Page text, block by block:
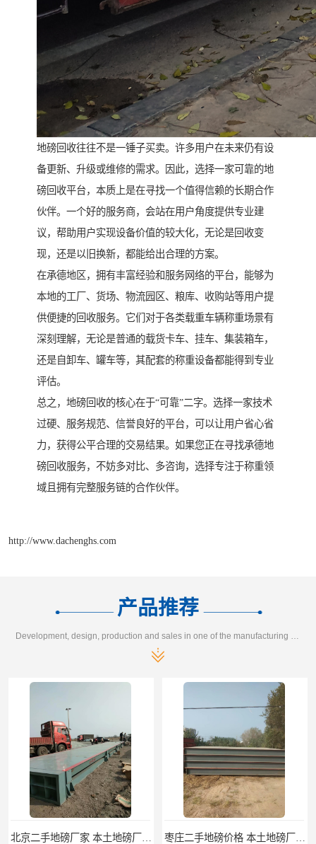
地磅回收往往不是一锤子买卖。许多用户在未来仍有设
备更新、升级或维修的需求。因此，选择一家可靠的地
磅回收平台，本质上是在寻找一个值得信赖的长期合作
伙伴。一个好的服务商，会站在用户角度提供专业建
议，帮助用户实现设备价值的较大化，无论是回收变
现，还是以旧换新，都能给出合理的方案。
在承德地区，拥有丰富经验和服务网络的平台，能够为
本地的工厂、货场、物流园区、粮库、收购站等用户提
供便捷的回收服务。它们对于各类载重车辆称重场景有
深刻理解，无论是普通的载货卡车、挂车、集装箱车，
还是自卸车、罐车等，其配套的称重设备都能得到专业
评估。
总之，地磅回收的核心在于“可靠”二字。选择一家技术
过硬、服务规范、信誉良好的平台，可以让用户省心省
力，获得公平合理的交易结果。如果您正在寻找承德地
磅回收服务，不妨多对比、多咨询，选择专注于称重领
域且拥有完整服务链的合作伙伴。
http://www.dachenghs.com
产品推荐
滨州二手地磅价格 价格优惠